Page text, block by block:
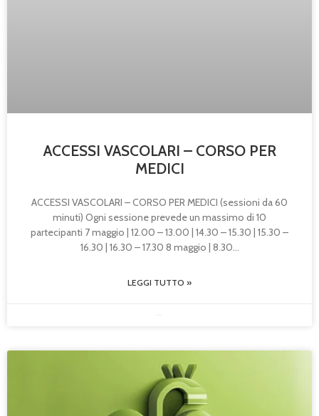
ACCESSI VASCOLARI – CORSO PER
MEDICI
ACCESSI VASCOLARI – CORSO PER MEDICI (sessioni da 60
minuti) Ogni sessione prevede un massimo di 10
partecipanti 7 maggio | 12.00 – 13.00 | 14.30 – 15.30 | 15.30 –
16.30 | 16.30 – 17.30 8 maggio | 8.30
LEGGI TUTTO »